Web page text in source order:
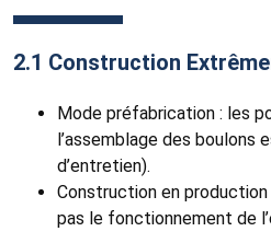
2.1 Construction
Mode préfabrication : les
l’assemblage des
d’entretien).
Construction en
pas le fonctionnement de